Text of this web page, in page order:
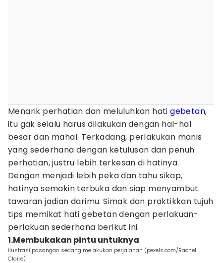
Menarik perhatian dan meluluhkan hatigebetan,
itu gak selalu harus dilakukan dengan hal-hal
besar dan mahal. Terkadang, perlakukan manis
yang sederhana dengan ketulusan dan penuh
perhatian, justru lebih terkesan di hatinya.
Dengan menjadi lebih peka dan tahu sikap,
hatinya semakin terbuka dan siap menyambut
tawaran jadian darimu. Simak dan praktikkan tujuh
tips memikat hati gebetan dengan perlakuan-
perlakuan sederhana berikut ini.
1.Membukakan pintu untuknya
ilustrasi pasangan sedang melakukan perjalanan (pexels.com/Rachel
Claire)